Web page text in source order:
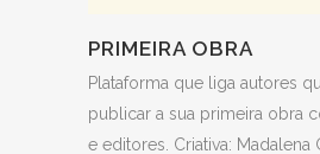
PRIMEIRA OBRA
Plataforma que liga autores
publicar a sua primeira obra
e editores. Criativa: Madalena